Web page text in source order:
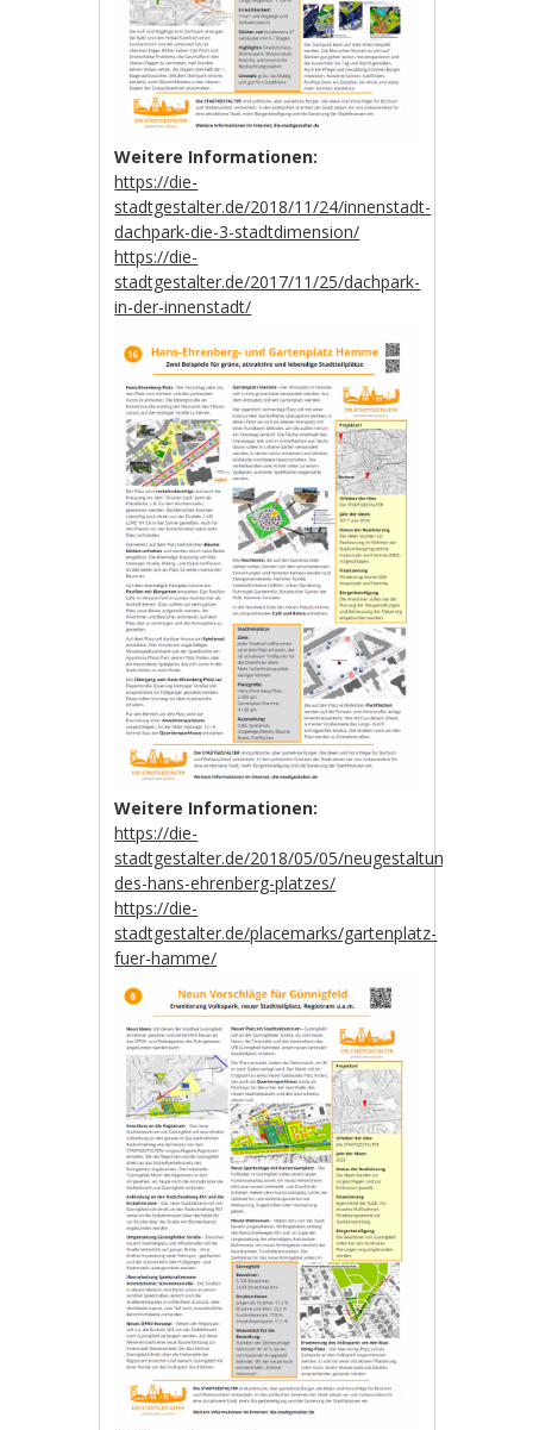
Weitere Informationen:
https://die-
stadtgestalter.de/2018/11/24/innenstadt-
dachpark-die-3-stadtdimension/
https://die-
stadtgestalter.de/2017/11/25/dachpark-
in-der-innenstadt/
Weitere Informationen:
https://die-
stadtgestalter.de/2018/05/05/neugestaltung-
des-hans-ehrenberg-platzes/
https://die-
stadtgestalter.de/placemarks/gartenplatz-
fuer-hamme/